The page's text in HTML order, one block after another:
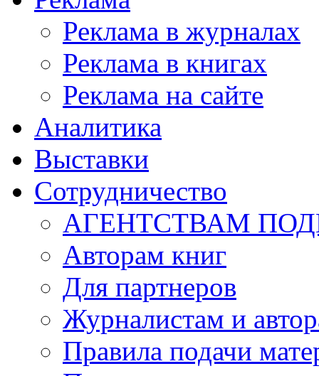
Реклама в журналах
Реклама в книгах
Реклама на сайте
Аналитика
Выставки
Сотрудничество
АГЕНТСТВАМ
Авторам книг
Для партнеров
Журналистам и
Правила подачи